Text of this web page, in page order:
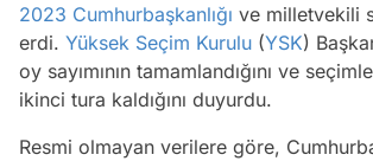
2023 Cumhurbaşkanlığı ve milletvekili
erdi. Yüksek Seçim Kurulu (YSK)
oy sayımının tamamlandığını ve
ikinci tura kaldığını duyurdu.
Resmi olmayan verilere göre,